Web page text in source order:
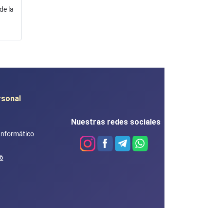
la
Nuestras redes sociales